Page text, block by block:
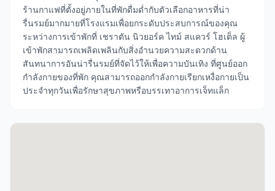
ร้านกาแฟที่ตั้งอยู่ภายในที่พักดื่มด่ำกับตัวเลือกอาหารที่น่า
รื่นรมย์มากมายที่โรงแรมเพื่อยกระดับประสบการณ์ของคุณ
ระหว่างการเข้าพักที่ เชราตัน นิวยอร์ค ไทม์ สแควร์ โฮเต็ล ผู้
เข้าพักสามารถเพลิดเพลินกับสิ่งอำนวยความสะดวกด้าน
สันทนาการอันน่ารื่นรมย์ที่จัดไว้ให้เพื่อความบันเทิง ที่ศูนย์ออก
กำลังกายของที่พัก คุณสามารถออกกำลังกายเรียกเหงื่อกายเป็น
ประจำทุกวันเพื่อรักษาสุขภาพหรือบรรเทาอาการเจ็ทแล็ก